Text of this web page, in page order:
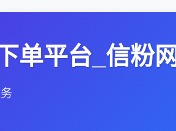
单平台_信粉网